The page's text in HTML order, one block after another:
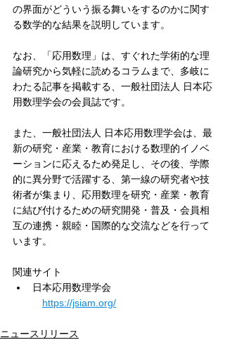
の界面がどういう振る舞いをするのかに関す
る数学的な結果を説明しています。
なお、「応用数理」は、すぐれた学術的な理
論研究から気軽に読めるコラムまで、多岐に
わたる記事を掲載する、一般社団法人 日本応
用数理学会の会員誌です。
また、一般社団法人 日本応用数理学会は、最
新の研究・産業・教育における数理的イノベ
ーションに応えるため発足し、その後、学際
的に異分野で活躍する、第一線の研究者や技
術者が集まり、応用数理を研究・産業・教育
に結び付けるための研究開発・普及・会員相
互の連携・親睦・国際的な交流などを行って
います。
関連サイト
日本応用数理学会
https://jsiam.org/
ニュースリリース